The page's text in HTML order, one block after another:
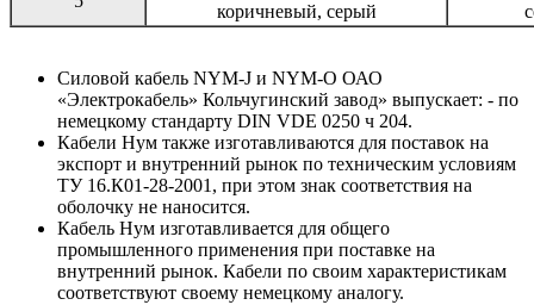
коричневый, серый
Силовой кабель NYM-J и NYM-O ОАО
«Электрокабель» Кольчугинский завод» выпускает: - по
немецкому стандарту DIN VDE 0250 ч 204.
Кабели Нум также изготавливаются для поставок на
экспорт и внутренний рынок по техническим условиям
ТУ 16.К01-28-2001, при этом знак соответствия на
оболочку не наносится.
Кабель Нум изготавливается для общего
промышленного применения при поставке на
внутренний рынок. Кабели по своим характеристикам
соответствуют своему немецкому аналогу.